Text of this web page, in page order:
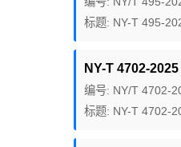
标题: NY-T 495-
NY-T 4702-
编号: NY/T 4702-
标题: NY-T 4702-